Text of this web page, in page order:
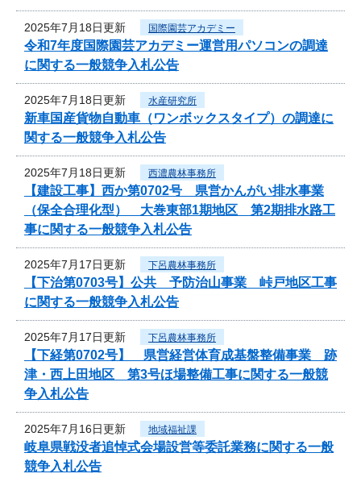
2025年7月18日更新 国際園芸アカデミー
令和7年度国際園芸アカデミー運営用パソコンの調達
に関する一般競争入札公告
2025年7月18日更新 水産研究所
新車国産貨物自動車（ワンボックスタイプ）の調達に
関する一般競争入札公告
2025年7月18日更新 西濃農林事務所
【建設工事】西か第0702号 県営かんがい排水事業
（保全合理化型） 大巻東部1期地区 第2期排水路工
事に関する一般競争入札公告
2025年7月17日更新 下呂農林事務所
【下治第0703号】公共 予防治山事業 峠戸地区工事
に関する一般競争入札公告
2025年7月17日更新 下呂農林事務所
【下経第0702号】 県営経営体育成基盤整備事業 跡
津・西上田地区 第3号ほ場整備工事に関する一般競
争入札公告
2025年7月16日更新 地域福祉課
岐阜県戦没者追悼式会場設営等委託業務に関する一般
競争入札公告